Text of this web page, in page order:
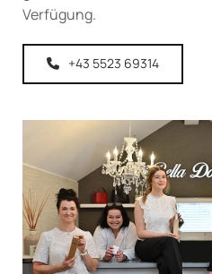
Verfügung.
+43 5523 69314